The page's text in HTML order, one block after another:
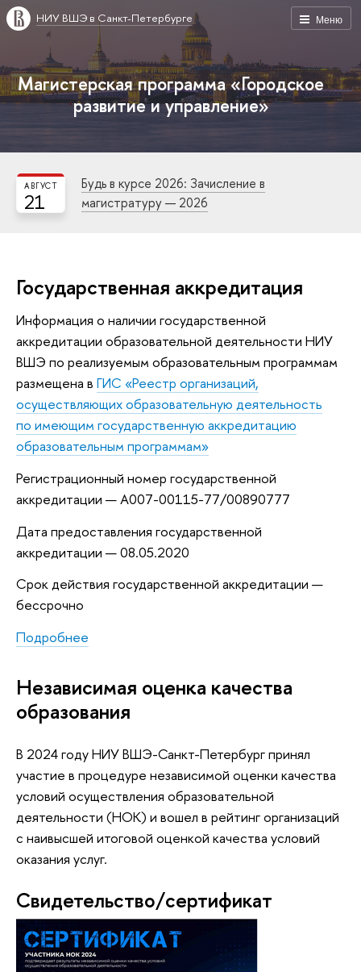
Меню
НИУ ВШЭ в Санкт-Петербурге
Магистерская программа «Городское
развитие и управление»
21
АВГУСТ
Будь в курсе 2026: Зачисление в
магистратуру — 2026
Государственная аккредитация
Информация о наличии государственной
аккредитации образовательной деятельности НИУ
ВШЭ по реализуемым образовательным программам
размещена в ГИС «Реестр организаций,
осуществляющих образовательную деятельность
по имеющим государственную аккредитацию
образовательным программам»
Регистрационный номер государственной
аккредитации — А007-00115-77/00890777
Дата предоставления государственной
аккредитации — 08.05.2020
Срок действия государственной аккредитации —
бессрочно
Подробнее
Независимая оценка качества
образования
В 2024 году НИУ ВШЭ-Санкт-Петербург принял
участие в процедуре независимой оценки качества
условий осуществления образовательной
деятельности (НОК) и вошел в рейтинг организаций
с наивысшей итоговой оценкой качества условий
оказания услуг.
Свидетельство/сертификат